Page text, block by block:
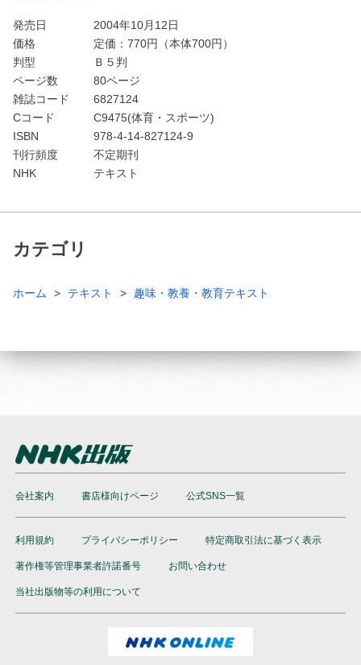
発売日
2004年10月12日
価格
定価： 770円（本体700円）
判型
Ｂ５判
ページ数
80ページ
雑誌コード
6827124
Cコード
C9475(体育・スポーツ)
ISBN
978-4-14-827124-9
刊行頻度
不定期刊
NHK
テキスト
カテゴリ
ホーム テキスト 趣味・教養・教育テキスト
会社案内 書店様向けページ 公式SNS一覧
利用規約 プライバシーポリシー 特定商取引法に基づく表示
著作権等管理事業者許諾番号 お問い合わせ
当社出版物等の利用について